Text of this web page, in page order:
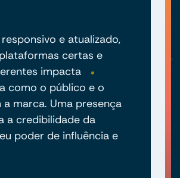
e atualizado,
certas e
impacta
como o público e o
marca. Uma presença
a credibilidade da
poder de influência e